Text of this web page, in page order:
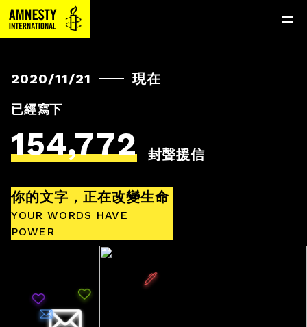
Amnesty
International
相關連結
捐款捍衛人權
台灣分會官網
2020/11/21 現在
已經寫下
154,772 封聲援信
你的文字，正在改變生命
YOUR WORDS HAVE
POWER